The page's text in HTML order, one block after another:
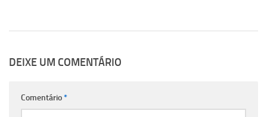
DEIXE UM COMENTÁRIO
Comentário*